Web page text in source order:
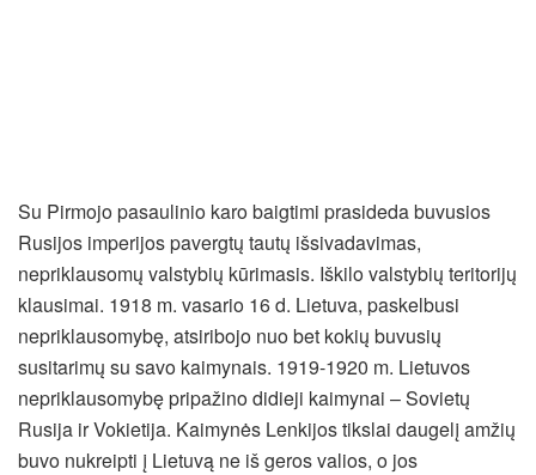
Su Pirmojo pasaulinio karo baigtimi prasideda buvusios
Rusijos imperijos pavergtų tautų išsivadavimas,
nepriklausomų valstybių kūrimasis. Iškilo valstybių teritorijų
klausimai. 1918 m. vasario 16 d. Lietuva, paskelbusi
nepriklausomybę, atsiribojo nuo bet kokių buvusių
susitarimų su savo kaimynais. 1919-1920 m. Lietuvos
nepriklausomybę pripažino didieji kaimynai – Sovietų
Rusija ir Vokietija. Kaimynės Lenkijos tikslai daugelį amžių
buvo nukreipti į Lietuvą ne iš geros valios, o jos